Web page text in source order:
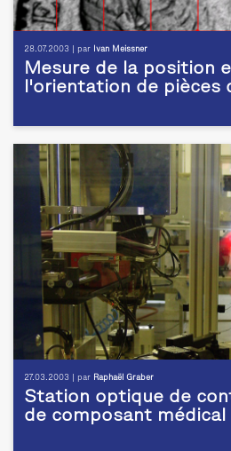
28.07.2003 | par Ivan Meissner
Mesure de la position
l'orientation de pièces
27.03.2003 | par Raphaël Graber
Station optique de
de composant médical